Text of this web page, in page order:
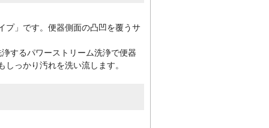
プ」です。便器側面の凸凹を覆うサ
するパワーストリーム洗浄で便器
っかり汚れを洗い流します。